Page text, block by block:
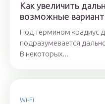
Как увеличить
возможные
Под термином «радиус
подразумевается
В некоторых...
Wi-Fi